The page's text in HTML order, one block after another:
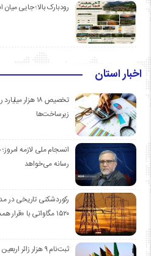
رودبارک بالا؛ جایی
اخبار استان
تخصیص ۱۸ هزار
زیرساخت‌ها
انسجام ملی لازمه
رسانه می‌خواهد
رکوردشکنی تاریخی
۱۵۲۰ مگاواتی با «قرار همدلی» مردم
ثبت‌نام ۹ هزار